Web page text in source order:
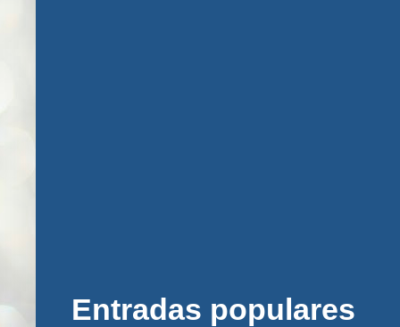
Entradas populares